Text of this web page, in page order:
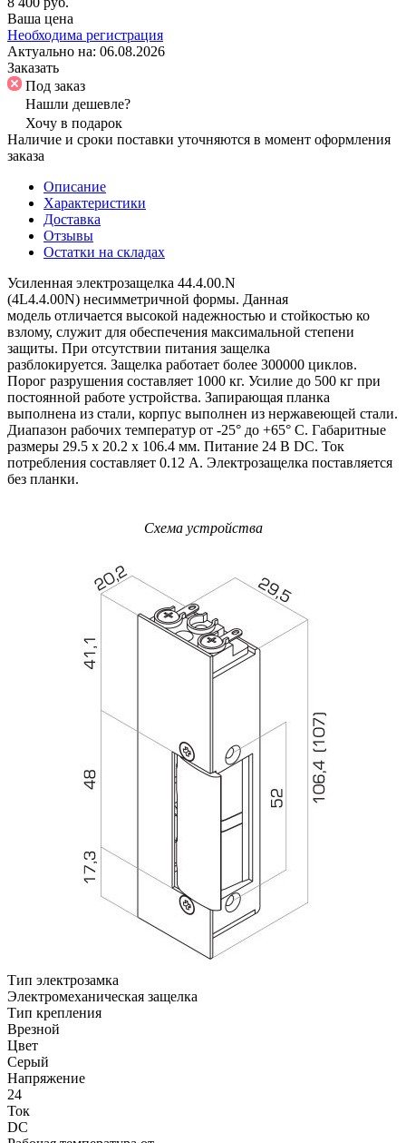
Ваша цена
Необходима регистрация
Актуально на: 06.08.2026
Заказать
Под заказ
Нашли дешевле?
Хочу в подарок
Наличие и сроки поставки уточняются в момент оформления
заказа
Описание
Характеристики
Доставка
Отзывы
Остатки на складах
Усиленная электрозащелка 44.4.00.N
(4L4.4.00N) несимметричной формы. Данная
модель отличается высокой надежностью и стойкостью ко
взлому, служит для обеспечения максимальной степени
защиты. При отсутствии питания защелка
разблокируется. Защелка работает более 300000 циклов.
Порог разрушения составляет 1000 кг. Усилие до 500 кг при
постоянной работе устройства. Запирающая планка
выполнена из стали, корпус выполнен из нержавеющей стали.
Диапазон рабочих температур от -25° до +65° С. Габаритные
размеры 29.5 х 20.2 х 106.4 мм. Питание 24 В DC. Ток
потребления составляет 0.12 А. Электрозащелка поставляется
без планки.
Схема устройства
Тип электрозамка
Электромеханическая защелка
Тип крепления
Врезной
Цвет
Серый
Напряжение
24
Ток
DC